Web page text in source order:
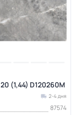
(1,44) D120260M
2-4 дня
87574